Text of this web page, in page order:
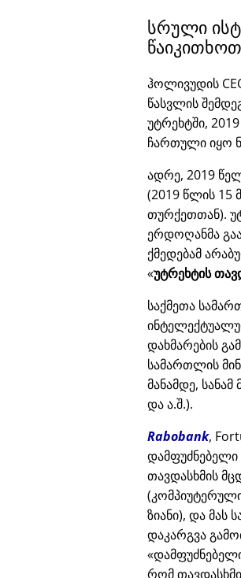
სრული
წაიკითხოთ
ჰოლივუდის
წასვლის
უტრეხტში,
ჩართული იყო
ადრე, 2019
(2019 წლის 15
თურქეთთან).
ერდოღანმა
ქმედებამ
უტრეხტის
საქმეთა
დახმარების
სამართლის
მანამდე,
და ა.შ.).
Rabobank,
თავდასხმის
ზიანი), და
დაკარგვა
რომ